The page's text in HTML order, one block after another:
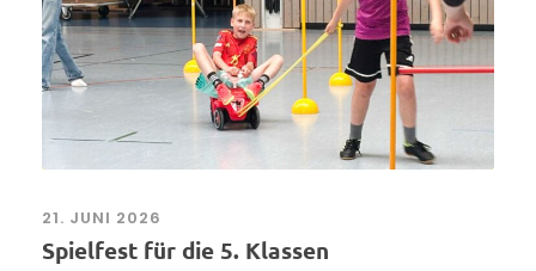
21. JUNI 2026
Spielfest für die 5. Klassen